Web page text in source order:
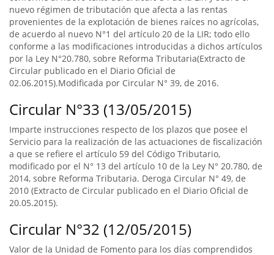
nuevo régimen de tributación que afecta a las rentas
provenientes de la explotación de bienes raíces no agrícolas,
de acuerdo al nuevo N°1 del artículo 20 de la LIR; todo ello
conforme a las modificaciones introducidas a dichos artículos
por la Ley N°20.780, sobre Reforma Tributaria(Extracto de
Circular publicado en el Diario Oficial de
02.06.2015).Modificada por Circular N° 39, de 2016.
Circular N°33 (13/05/2015)
Imparte instrucciones respecto de los plazos que posee el
Servicio para la realización de las actuaciones de fiscalización
a que se refiere el artículo 59 del Código Tributario,
modificado por el N° 13 del artículo 10 de la Ley N° 20.780, de
2014, sobre Reforma Tributaria. Deroga Circular N° 49, de
2010 (Extracto de Circular publicado en el Diario Oficial de
20.05.2015).
Circular N°32 (12/05/2015)
Valor de la Unidad de Fomento para los días comprendidos